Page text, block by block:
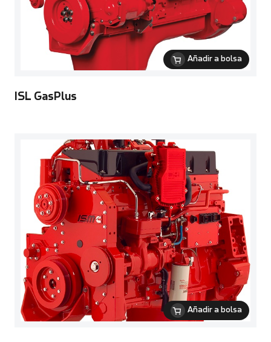
Añadir a bolsa
ISL GasPlus
Añadir a bolsa